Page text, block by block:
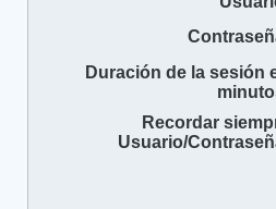
Duración de la sesión
Recordar
Usuario/